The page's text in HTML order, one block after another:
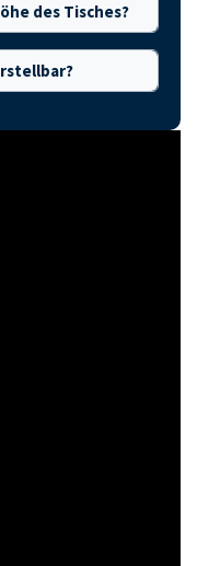
des Tisches?